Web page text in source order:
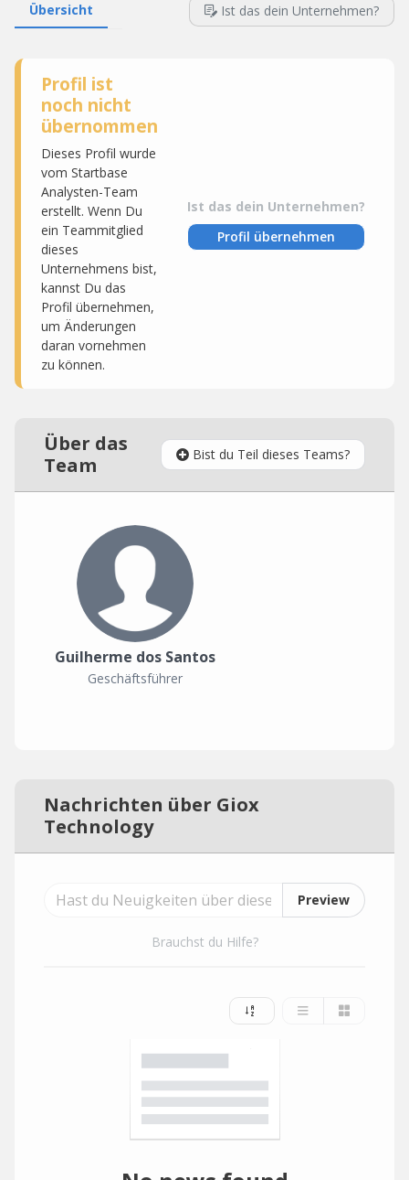
Übersicht Ist das dein Unternehmen?
Profil ist
noch nicht
übernommen
Dieses Profil wurde
vom Startbase
Analysten-Team
erstellt. Wenn Du
ein Teammitglied
dieses
Unternehmens bist,
kannst Du das
Profil übernehmen,
um Änderungen
daran vornehmen
zu können.
Ist das dein Unternehmen?
Profil übernehmen
Über das
Team
Bist du Teil dieses Teams?
Guilherme dos Santos
Geschäftsführer
Nachrichten über Giox
Technology
Preview
Brauchst du Hilfe?